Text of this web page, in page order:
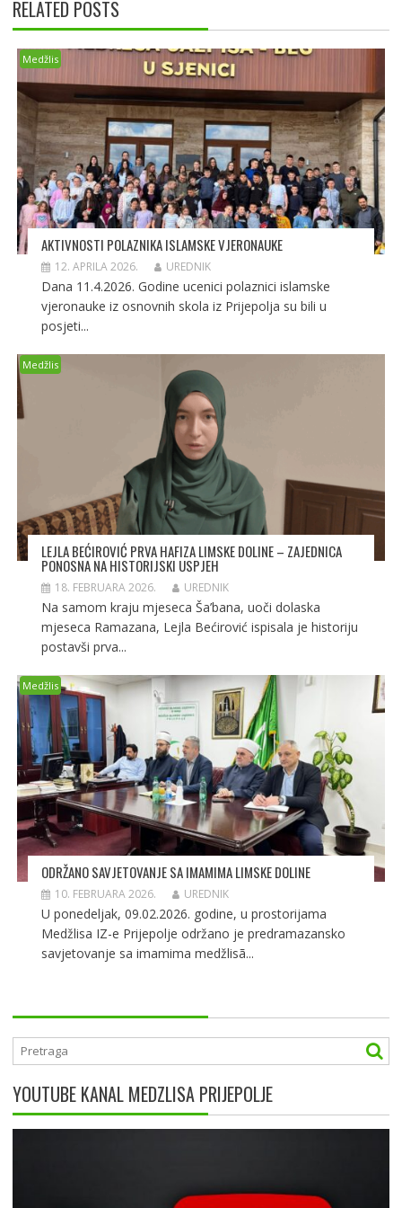
RELATED POSTS
Medžlis
AKTIVNOSTI POLAZNIKA ISLAMSKE VJERONAUKE
12. APRILA 2026. UREDNIK
Dana 11.4.2026. Godine ucenici polaznici islamske
vjeronauke iz osnovnih skola iz Prijepolja su bili u
posjeti...
Medžlis
LEJLA BEĆIROVIĆ PRVA HAFIZA LIMSKE DOLINE – ZAJEDNICA
PONOSNA NA HISTORIJSKI USPJEH
18. FEBRUARA 2026. UREDNIK
Na samom kraju mjeseca Ša’bana, uoči dolaska
mjeseca Ramazana, Lejla Bećirović ispisala je historiju
postavši prva...
Medžlis
ODRŽANO SAVJETOVANJE SA IMAMIMA LIMSKE DOLINE
10. FEBRUARA 2026. UREDNIK
U ponedeljak, 09.02.2026. godine, u prostorijama
Medžlisa IZ-e Prijepolje održano je predramazansko
savjetovanje sa imamima medžlisã...
YOUTUBE KANAL MEDZLISA PRIJEPOLJE